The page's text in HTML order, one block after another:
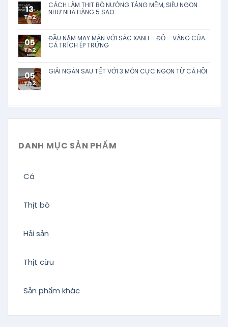
13
Th2
CÁCH LÀM THỊT BÒ NƯỚNG TẢNG MỀM, SIÊU NGON
NHƯ NHÀ HÀNG 5 SAO
05
Th2
ĐẦU NĂM MAY MẮN VỚI SẮC XANH – ĐỎ – VÀNG CỦA
CÁ TRÍCH ÉP TRỨNG
05
Th2
GIẢI NGÁN SAU TẾT VỚI 3 MÓN CỰC NGON TỪ CÁ HỒI
DANH MỤC SẢN PHẨM
Cá
Thịt bò
Hải sản
Thịt cừu
Sản phẩm khác